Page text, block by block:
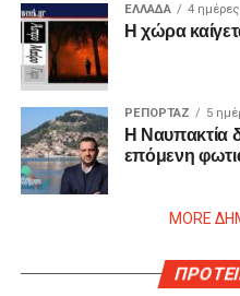
ΕΛΛΑΔΑ 4
Η χώρα
ΡΕΠΟΡΤΑΖ 5
Η Ναυπακτία
επόμενη
MORE